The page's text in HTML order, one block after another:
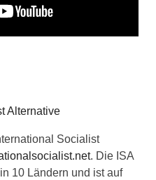
Socialist
. Die ISA
10 Ländern und ist auf